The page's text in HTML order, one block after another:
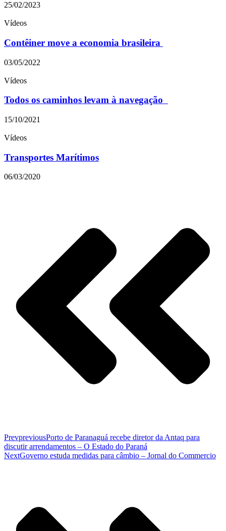
25/02/2023
Vídeos
Contêiner move a economia brasileira
03/05/2022
Vídeos
Todos os caminhos levam à navegação
15/10/2021
Vídeos
Transportes Marítimos
06/03/2020
PrevpreviousPorto de Paranaguá recebe diretor da Antaq para
discutir arrendamentos – O Estado do Paraná
NextGoverno estuda medidas para câmbio – Jornal do Commercio